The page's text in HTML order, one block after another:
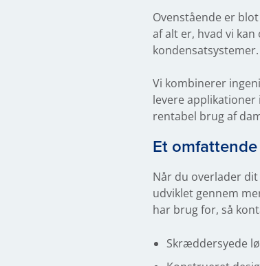
Ovenstående er
af alt er, hvad vi
kondensatsystemer.
Vi kombinerer
levere
rentabel brug af
Et
Når du overlader
udviklet gennem
har brug for, så
Skræddersyede